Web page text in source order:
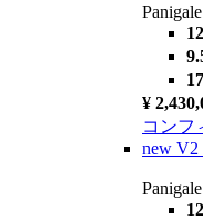
¥
コンフ
new V2